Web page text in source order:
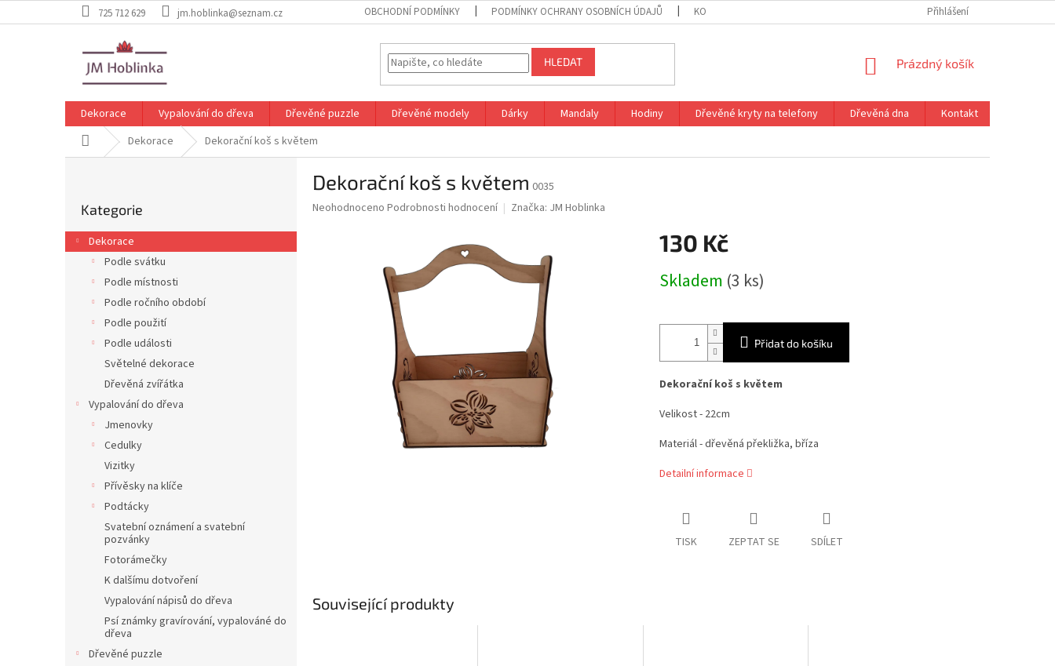
na
725 712 629 jm.hoblinka@seznam.cz OBCHODNÍ PODMÍNKY PODMÍNKY OCHRANY OSOBNÍCH ÚDAJŮ KONTAKT Přihlášení
HLEDAT
NÁKUPNÍ
Prázdný košík
Dekorace Vypalování do dřeva Dřevěné puzzle Dřevěné modely Dárky Mandaly Hodiny Dřevěné kryty na telefony Dřevěná dna
Kontakt
Domů Dekorace Dekorační koš s květem
r
a
kategorie
Kategorie
Dekorace
Podle svátku
Podle místnosti
Podle ročního období
Podle použití
Podle události
Světelné dekorace
Dřevěná zvířátka
Vypalování do dřeva
Jmenovky
Cedulky
Vizitky
Přívěsky na klíče
Podtácky
Svatební oznámení a svatební
pozvánky
Fotorámečky
K dalšímu dotvoření
Vypalování nápisů do dřeva
Psí známky gravírování, vypalováné do
dřeva
Dřevěné puzzle
Dekorační koš s květem 0035
Průměrné
Neohodnoceno Podrobnosti hodnocení Značka: JM Hoblinka
130 Kč
cena:
Skladem (3 ks)
Přidat do košíku
Dekorační koš s květem
Velikost - 22cm
Materiál - dřevěná překližka, bříza
Detailní informace
TISK ZEPTAT SE SDÍLET
Související produkty